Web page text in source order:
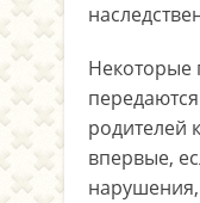
Некоторые
родителей
впервые,